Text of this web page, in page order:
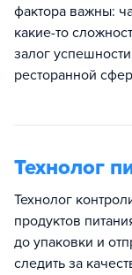
фактора важны:
какие-то
залог
ресторанной
Технолог
Технолог
продуктов
до упаковки и
следить за